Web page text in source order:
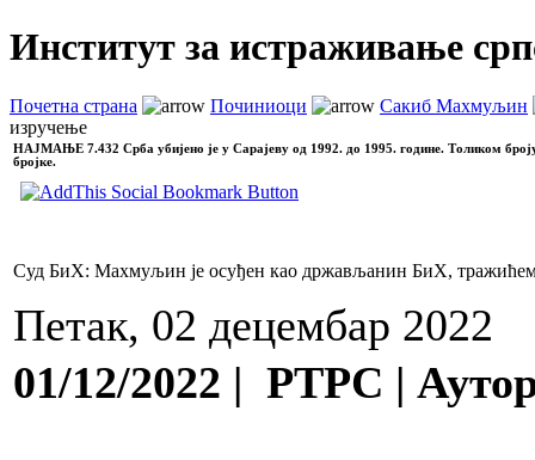
Институт за истраживање
Почетна страна Починиоци
Сакиб Махмуљин
изручење
НАЈМАЊЕ 7.432 Срба убијено је у Сарајеву од 1992. до 1995. године. Толиком
бројке.
Суд БиХ: Махмуљин је осуђен као држављанин БиХ,
Петак, 02 децембар 2022
01/12/2022 | РТРС |